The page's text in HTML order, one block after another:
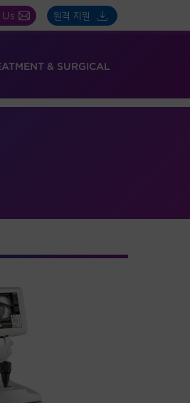
원격 지원
& SURGICAL